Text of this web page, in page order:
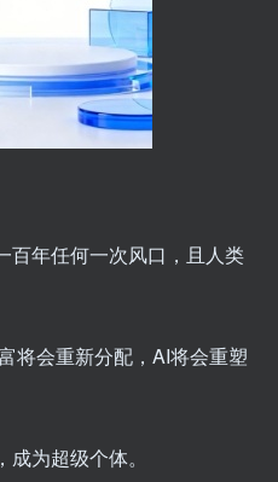
百年任何一次风口，且人类
将会重新分配，AI将会重塑
为超级个体。